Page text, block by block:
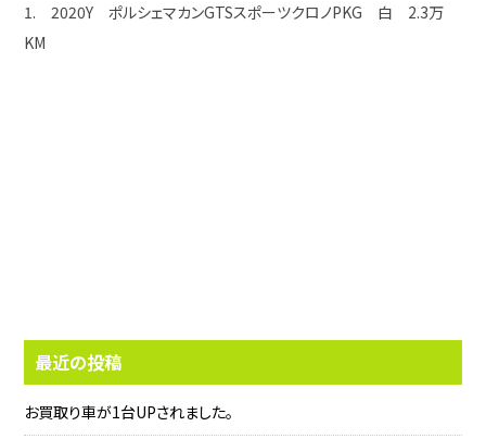
1. 2020Y ポルシェマカンGTSスポーツクロノPKG 白 2.3万
KM
最近の投稿
お買取り車が1台UPされました。